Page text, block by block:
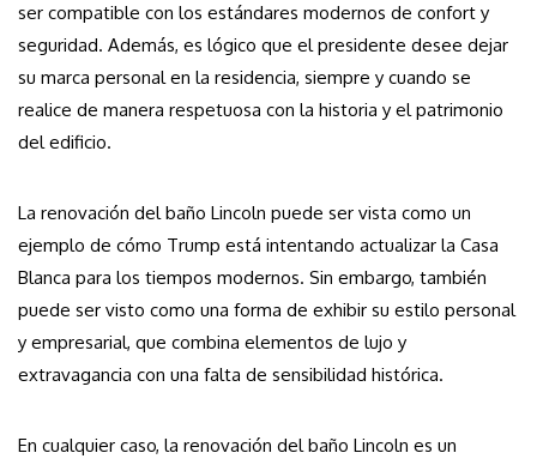
ser compatible con los estándares modernos de confort y
seguridad. Además, es lógico que el presidente desee dejar
su marca personal en la residencia, siempre y cuando se
realice de manera respetuosa con la historia y el patrimonio
del edificio.
La renovación del baño Lincoln puede ser vista como un
ejemplo de cómo Trump está intentando actualizar la Casa
Blanca para los tiempos modernos. Sin embargo, también
puede ser visto como una forma de exhibir su estilo personal
y empresarial, que combina elementos de lujo y
extravagancia con una falta de sensibilidad histórica.
En cualquier caso, la renovación del baño Lincoln es un